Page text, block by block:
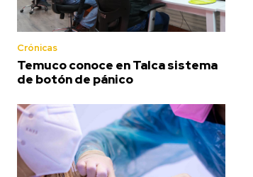
Crónicas
Temuco conoce en Talca sistema
de botón de pánico